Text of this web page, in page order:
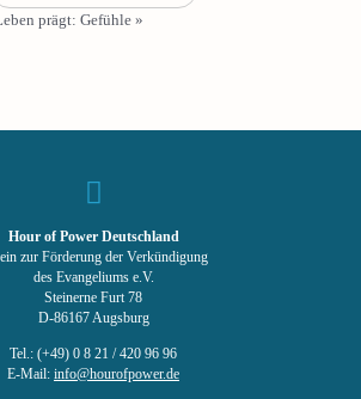
prägt: Gefühle »
Hour of Power Deutschland
zur Förderung der Verkündigung
des Evangeliums e.V.
Steinerne Furt 78
D-86167 Augsburg
Tel.: (+49) 0 8 21 / 420 96 96
E-Mail: info@hourofpower.de